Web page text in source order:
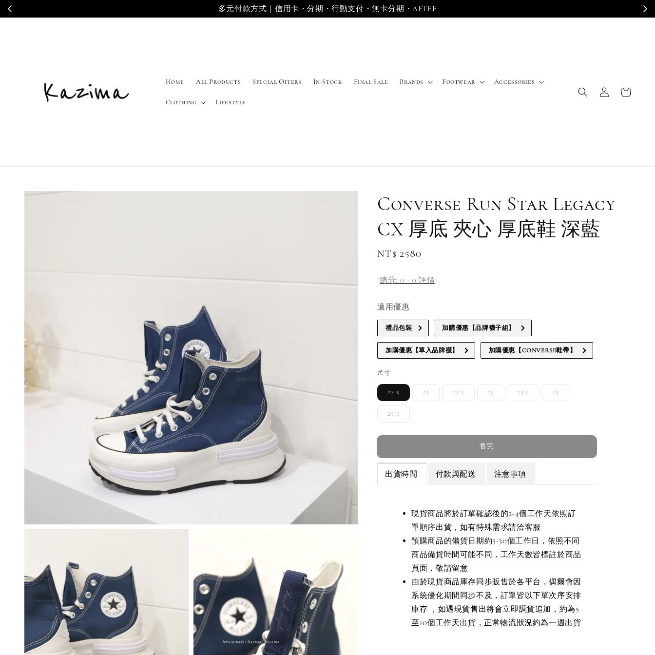
多元付款方式｜信用卡・分期・行動支付・無卡分期・AFTEE
Home All Products Special Offers In-Stock Final Sale Brands Footwear Accessories
Clothing Lifestyle
Converse Run Star Legacy
CX 厚底 夾心 厚底鞋 深藍
Regular
NT$ 2580
總分: 0 -0 評價
適用優惠
禮品包裝 加購優惠【品牌襪子組】
加購優惠【單入品牌襪】 加購優惠【CONVERSE鞋帶】
尺寸
22.5 23 23.5 24 24.5 25
25.5
售完
出貨時間 付款與配送 注意事項
現貨商品將於訂單確認後的2-4個工作天依照訂
單順序出貨，如有特殊需求請洽客服
預購商品的備貨日期約5-30個工作日，依照不同
商品備貨時間可能不同，工作天數皆標註於商品
頁面，敬請留意
由於現貨商品庫存同步販售於各平台，偶爾會因
系統優化期間同步不及，訂單皆以下單次序安排
庫存 ，如遇現貨售出將會立即調貨追加，約為5
至10個工作天出貨，正常物流狀況約為一週出貨